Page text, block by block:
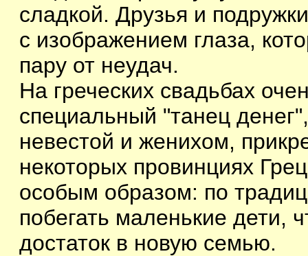
сладкой. Друзья и
с изображением глаза,
пару от неудач.
На греческих свадьбах
специальный "танец
невестой и женихом,
некоторых провинциях
особым образом: по
побегать маленькие дети,
достаток в новую семью.